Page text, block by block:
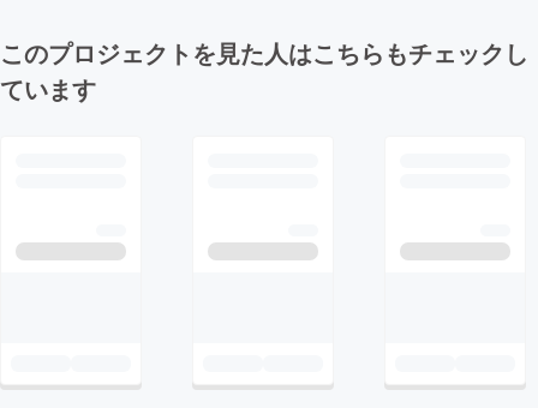
このプロジェクトを見た人はこちらもチェックし
ています